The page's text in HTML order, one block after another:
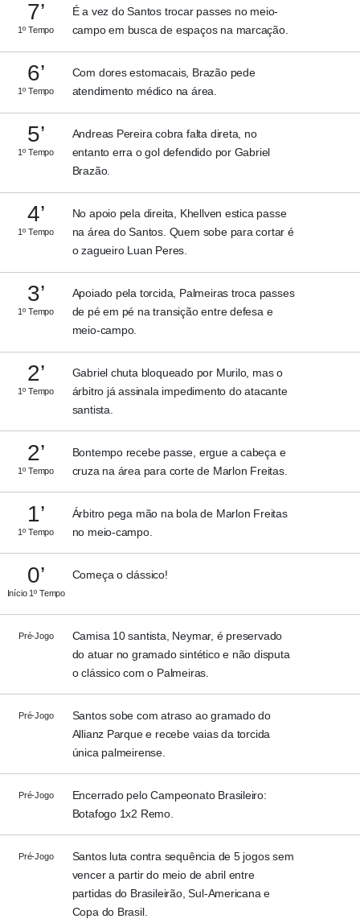
7’
1º Tempo
É a vez do Santos trocar passes no meio-
campo em busca de espaços na marcação.
6’
1º Tempo
Com dores estomacais, Brazão pede
atendimento médico na área.
5’
1º Tempo
Andreas Pereira cobra falta direta, no
entanto erra o gol defendido por Gabriel
Brazão.
4’
1º Tempo
No apoio pela direita, Khellven estica passe
na área do Santos. Quem sobe para cortar é
o zagueiro Luan Peres.
3’
1º Tempo
Apoiado pela torcida, Palmeiras troca passes
de pé em pé na transição entre defesa e
meio-campo.
2’
1º Tempo
Gabriel chuta bloqueado por Murilo, mas o
árbitro já assinala impedimento do atacante
santista.
2’
1º Tempo
Bontempo recebe passe, ergue a cabeça e
cruza na área para corte de Marlon Freitas.
1’
1º Tempo
Árbitro pega mão na bola de Marlon Freitas
no meio-campo.
0’
Início 1º Tempo
Começa o clássico!
Pré-Jogo
Camisa 10 santista, Neymar, é preservado
do atuar no gramado sintético e não disputa
o clássico com o Palmeiras.
Pré-Jogo
Santos sobe com atraso ao gramado do
Allianz Parque e recebe vaias da torcida
única palmeirense.
Pré-Jogo
Encerrado pelo Campeonato Brasileiro:
Botafogo 1x2 Remo.
Pré-Jogo
Santos luta contra sequência de 5 jogos sem
vencer a partir do meio de abril entre
partidas do Brasileirão, Sul-Americana e
Copa do Brasil.